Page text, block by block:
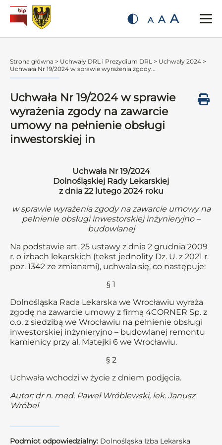
A A A
Strona główna > Uchwały DRL i Prezydium DRL > Uchwały 2024 >
Uchwała Nr 19/2024 w sprawie wyrażenia zgody...
Uchwała Nr 19/2024 w sprawie
wyrażenia zgody na zawarcie
umowy na pełnienie obsługi
inwestorskiej in
Uchwała Nr 19/2024
Dolnośląskiej Rady Lekarskiej
z dnia 22 lutego 2024 roku
w sprawie wyrażenia zgody na zawarcie umowy na
pełnienie obsługi inwestorskiej inżynieryjno –
budowlanej
Na podstawie art. 25 ustawy z dnia 2 grudnia 2009
r. o izbach lekarskich (tekst jednolity Dz. U. z 2021 r.
poz. 1342 ze zmianami), uchwala się, co następuje:
§ 1
Dolnośląska Rada Lekarska we Wrocławiu wyraża
zgodę na zawarcie umowy z firmą 4CORNER Sp. z
o.o. z siedzibą we Wrocławiu na pełnienie obsługi
inwestorskiej inżynieryjno – budowlanej remontu
kamienicy przy al. Matejki 6 we Wrocławiu.
§ 2
Uchwała wchodzi w życie z dniem podjęcia.
Autor: dr n. med. Paweł Wróblewski, lek. Janusz
Wróbel
Podmiot odpowiedzialny: Dolnośląska Izba Lekarska